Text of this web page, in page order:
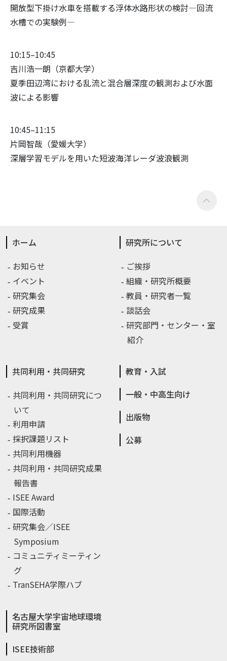
開放型下掛け水車を搭載する浮体水路形状の検討―回流
水槽での実験例―
10:15–10:45
吉川浩一朗（京都大学）
夏季田辺湾における乱流と混合層深度の観測および水面
波による影響
10:45–11:15
片岡智哉（愛媛大学）
深層学習モデルを用いた短波海洋レーダ波浪観測
ホーム
お知らせ
イベント
研究集会
研究成果
受賞
研究所について
ご挨拶
組織・研究所概要
教員・研究者一覧
談話会
研究部門・センター・室
紹介
共同利用・共同研究
共同利用・共同研究につ
いて
利用申請
採択課題リスト
共同利用機器
共同利用・共同研究成果
報告書
ISEE Award
国際活動
研究集会／ISEE
Symposium
コミュニティミーティン
グ
TranSEHA学際ハブ
教育・入試
一般・中高生向け
出版物
公募
名古屋大学宇宙地球環境
研究所図書室
ISEE技術部